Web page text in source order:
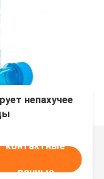
непахучее
контактные
данные